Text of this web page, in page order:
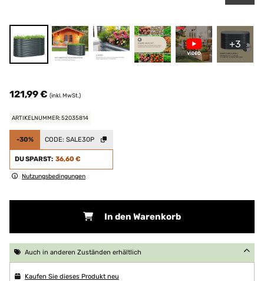
+3
121,99 € (inkl. MwSt.)
ARTIKELNUMMER: 52035814
-30% CODE: SALE30P
DU SPARST: 36,60 €
Nutzungsbedingungen
In den Warenkorb
Auch in anderen Zuständen erhältlich
Kaufen Sie dieses Produkt neu